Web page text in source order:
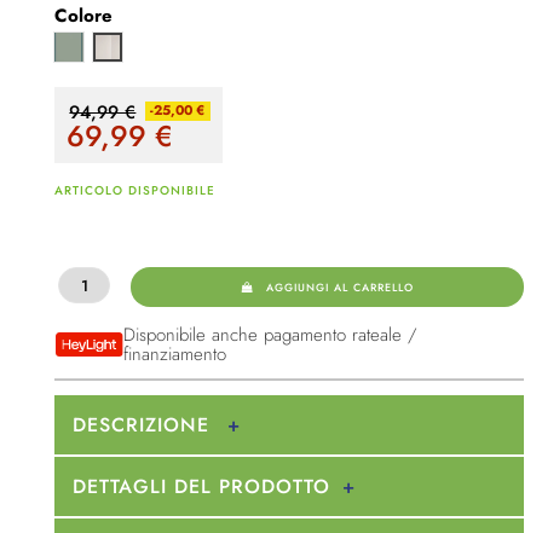
Colore
94,99 € -25,00 €
69,99€
ARTICOLO DISPONIBILE
AGGIUNGI AL CARRELLO
Disponibile anche pagamento rateale /
finanziamento
DESCRIZIONE
DETTAGLI DEL PRODOTTO